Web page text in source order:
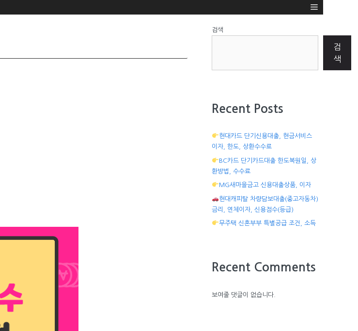
검색
검
색
Recent Posts
현대카드 단기신용대출, 현금서비스
이자, 한도, 상환수수료
BC카드 단기카드대출 한도복원일, 상
환방법, 수수료
MG새마을금고 신용대출상품, 이자
현대캐피탈 차량담보대출(중고자동차)
금리, 연체이자, 신용점수(등급)
무주택 신혼부부 특별공급 조건, 소득
Recent Comments
보여줄 댓글이 없습니다.